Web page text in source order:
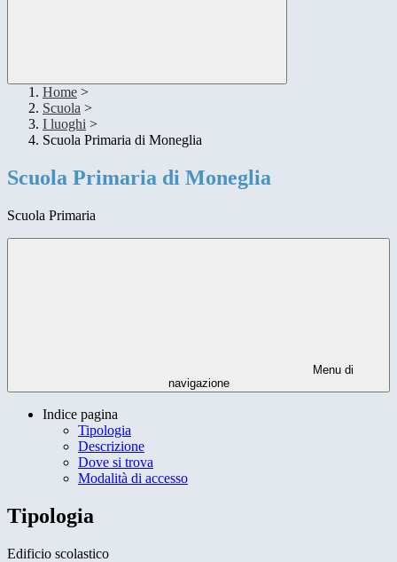
Home >
Scuola >
I luoghi >
Scuola Primaria di Moneglia
Scuola Primaria di Moneglia
Scuola Primaria
Menu di
navigazione
Indice pagina
Tipologia
Descrizione
Dove si trova
Modalità di accesso
Tipologia
Edificio scolastico